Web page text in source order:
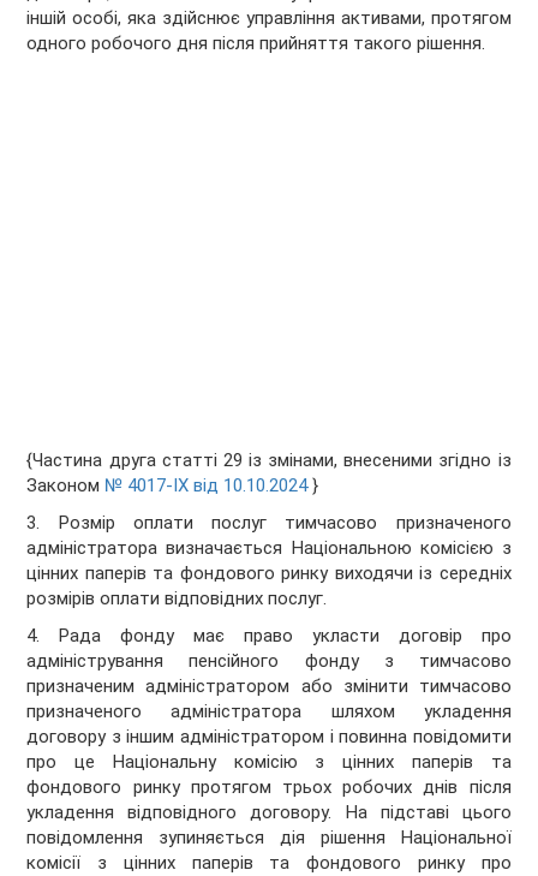
іншій особі, яка здійснює управління активами, протягом
одного робочого дня після прийняття такого рішення.
{Частина друга статті 29 із змінами, внесеними згідно із
Законом № 4017-IX від 10.10.2024}
3. Розмір оплати послуг тимчасово призначеного
адміністратора визначається Національною комісією з
цінних паперів та фондового ринку виходячи із середніх
розмірів оплати відповідних послуг.
4. Рада фонду має право укласти договір про
адміністрування пенсійного фонду з тимчасово
призначеним адміністратором або змінити тимчасово
призначеного адміністратора шляхом укладення
договору з іншим адміністратором і повинна повідомити
про це Національну комісію з цінних паперів та
фондового ринку протягом трьох робочих днів після
укладення відповідного договору. На підставі цього
повідомлення зупиняється дія рішення Національної
комісії з цінних паперів та фондового ринку про